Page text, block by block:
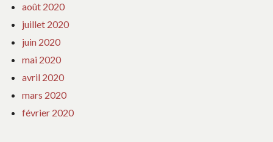
août 2020
juillet 2020
juin 2020
mai 2020
avril 2020
mars 2020
février 2020